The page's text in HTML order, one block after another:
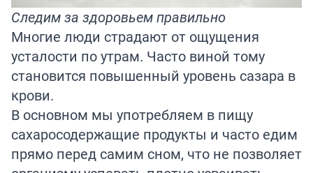
Следим за здоровьем правильно
Многие люди страдают от ощущения
усталости по утрам. Часто виной тому
становится повышенный уровень сазара в
крови.
В основном мы употребляем в пищу
сахаросодержащие продукты и часто едим
прямо перед самим сном, что не позволяет